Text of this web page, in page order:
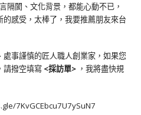
隔閡、文化背景，都能心動不已，
感受，太棒了，我要推薦朋友來台
事謹慎的匠人職人創業家，如果您
請撥空填寫 <採訪單> ，我將盡快規
7KvGCEbcu7U7ySuN7